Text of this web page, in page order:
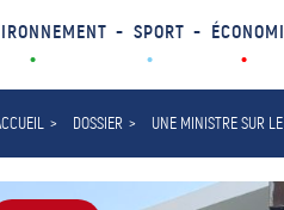
SPORT
DOSSIER UNE MINISTRE SUR